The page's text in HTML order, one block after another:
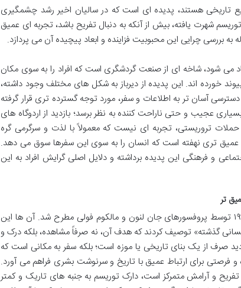
تاریخی هستند، پدیده ای است که در سالیان اخیر رشد چشمگیری
شهرت یافته، بیش از آنکه به دنبال تفریح باشد، تجربه ای عمیق
به بررسی چرایی این محبوبیت فزاینده و ابعاد پیچیده آن می پردازد.
می شود، شاخه ای از صنعت گردشگری است که افراد را به سوی مکان
خورده اند. این پدیده از دیرباز به شکل های مختلف وجود داشته،
آسان تر به اطلاعات و سفر، مورد توجه گسترده تری قرار گرفته
عجیب و حتی ناراحت کننده به نظر برسد؛ بازدید از اردوگاه های
تروریستی، تجربه ای نیست که معمولاً با لذت و سرگرمی گره
عمیق تری نهفته است که انسان را به سوی این سفرها سوق می دهد.
و فرهنگی این پدیده برداشته و دلایل اصلی گرایش افراد به این
تر
مفهوم «گردشگری سیاه» برای اولین بار در اوایل دهه ۱۹۹۰ توسط پروفسورهای جان لنون و مالکوم فولی مطرح شد. آن ها این
گذشته» توصیف کردند که هدف آن، نه صرفاً مشاهده، بلکه درک و
صرف از یک بنای تاریخی یا موزه است؛ بلکه سفر به مکانی است که
فرصتی برای ارتباط عمیق با تاریخ و سرنوشت بشری فراهم می آورد.
و آرامش متمرکز است، دارک توریسم به جنبه های تاریک و کمتر